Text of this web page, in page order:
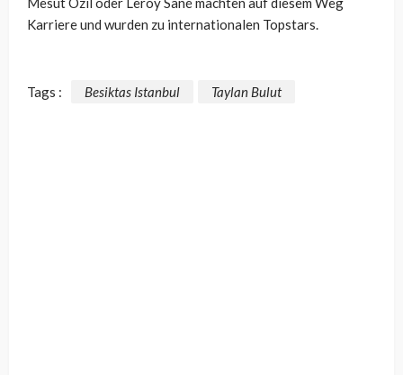
Karriere und wurden zu internationalen Topstars.
Tags : Besiktas Istanbul Taylan Bulut